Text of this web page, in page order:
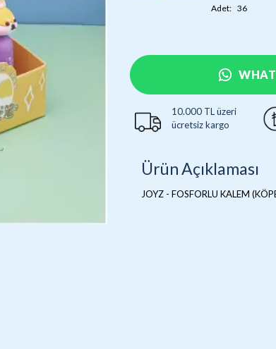
Adet: 36
10.000 TL üzeri
ücretsiz kargo
Ürün Açıklaması
JOYZ - FOSFORLU KALEM